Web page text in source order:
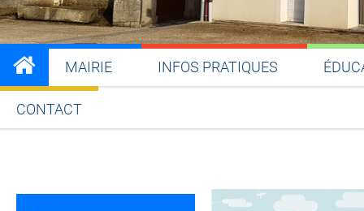
MAIRIE INFOS PRATIQUES
CONTACT